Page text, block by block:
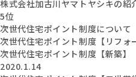
株式会社加古川ヤマトヤシキの紹
5位
次世代住宅ポイント制度について
次世代住宅ポイント制度【リフォ
次世代住宅ポイント制度【新築】
2020.1.14